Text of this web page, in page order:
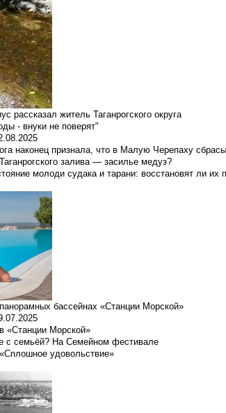
рассказал житель Таганрогского округа
- внуки не поверят"
наконец признала, что в Малую Черепаху
залива — засилье медуз?
молоди судака и тарани: восстановят ли их
бассейнах «Станции Морской»
«Станции Морской»
с семьёй? На Семейном фестивале
удовольствие»